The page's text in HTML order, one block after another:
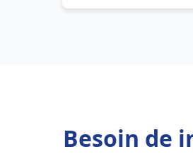
Besoin de